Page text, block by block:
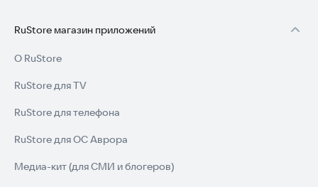
RuStore магазин приложений
О RuStore
RuStore для TV
RuStore для телефона
RuStore для ОС Аврора
Медиа-кит (для СМИ и блогеров)